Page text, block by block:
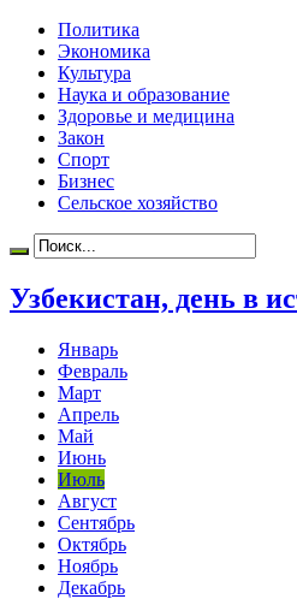
Политика
Экономика
Культура
Наука и образование
Здоровье и медицина
Закон
Спорт
Бизнес
Сельское хозяйство
Узбекистан, день в
Январь
Февраль
Март
Апрель
Май
Июнь
Июль
Август
Сентябрь
Октябрь
Ноябрь
Декабрь